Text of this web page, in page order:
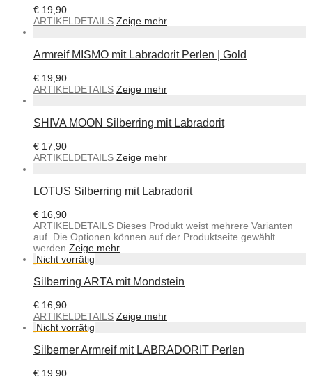
€ 19,90
ARTIKELDETAILS Zeige mehr
Armreif MISMO mit Labradorit Perlen | Gold
€ 19,90
ARTIKELDETAILS Zeige mehr
SHIVA MOON Silberring mit Labradorit
€ 17,90
ARTIKELDETAILS Zeige mehr
LOTUS Silberring mit Labradorit
€ 16,90
ARTIKELDETAILS Dieses Produkt weist mehrere Varianten
auf. Die Optionen können auf der Produktseite gewählt
werden Zeige mehr
Silberring ARTA mit Mondstein
€ 16,90
ARTIKELDETAILS Zeige mehr
Silberner Armreif mit LABRADORIT Perlen
€ 19,90